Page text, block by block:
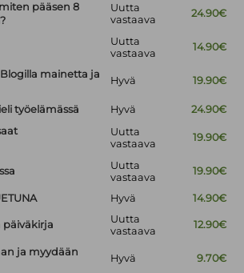
miten pääsen 8
Uutta
vastaava
24.90€
Uutta
vastaava
14.90€
mainetta ja
Hyvä 19.90€
työelämässä Hyvä
24.90€
Uutta
vastaava
19.90€
Uutta
vastaava
19.90€
Hyvä 14.90€
päiväkirja
Uutta
vastaava
12.90€
ja myydään
Hyvä 9.70€